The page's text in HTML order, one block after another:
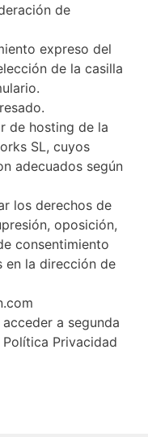
de
expreso del
de la casilla
de hosting de la
SL, cuyos
adecuados según
los derechos de
oposición,
consentimiento
en la dirección de
a segunda
Privacidad